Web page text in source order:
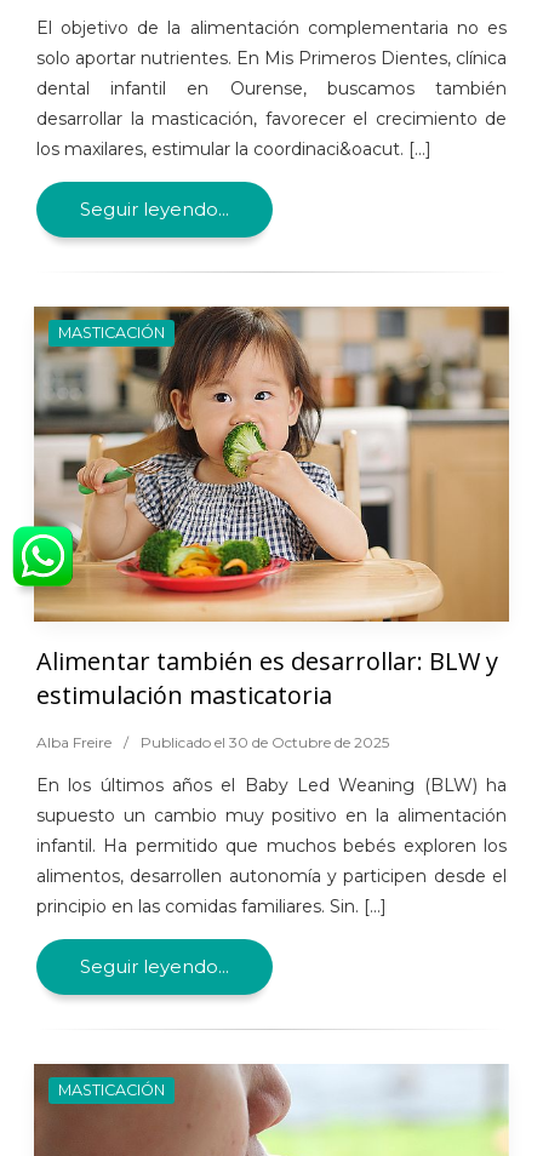
El objetivo de la alimentación complementaria no es
solo aportar nutrientes. En Mis Primeros Dientes, clínica
dental infantil en Ourense, buscamos también
desarrollar la masticación, favorecer el crecimiento de
los maxilares, estimular la coordinaci&oacut. [...]
Seguir leyendo...
MASTICACIÓN
Alimentar también es desarrollar: BLW y
estimulación masticatoria
Alba Freire / Publicado el 30 de Octubre de 2025
En los últimos años el Baby Led Weaning (BLW) ha
supuesto un cambio muy positivo en la alimentación
infantil. Ha permitido que muchos bebés exploren los
alimentos, desarrollen autonomía y participen desde el
principio en las comidas familiares. Sin. [...]
Seguir leyendo...
MASTICACIÓN